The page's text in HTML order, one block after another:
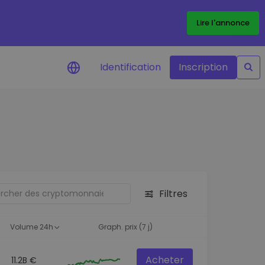
Lire l'annonce
d'investissement
Des informations pertinentes pour
Identification Inscription
Filtres
Volume 24h Graph. prix (7 j)
11.2B € Acheter